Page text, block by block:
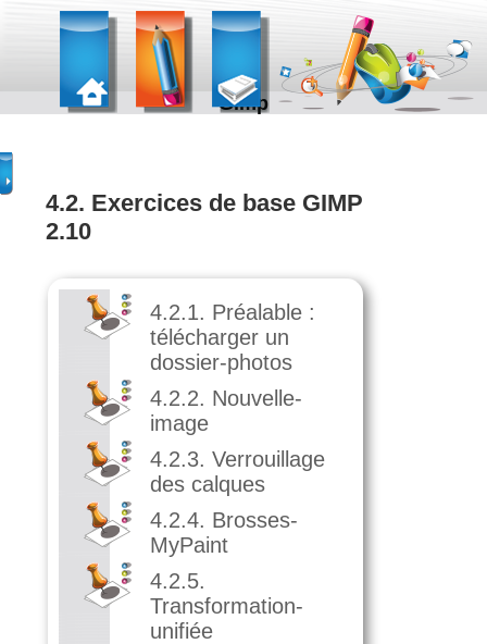
Gimp
4.2. Exercices de base GIMP
2.10
4.2.1. Préalable :
télécharger un
dossier-photos
4.2.2. Nouvelle-
image
4.2.3. Verrouillage
des calques
4.2.4. Brosses-
MyPaint
4.2.5.
Transformation-
unifiée